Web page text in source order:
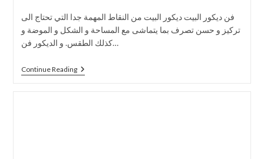
فن ديكور البيت ديكور البيت من النقاط المهمة جدا التي تحتاج الى
تركيز و حسن تصرف بما يتماشى مع المساحة و الشكل و الموضة و
كذلك الطقس. و الديكور فن…
Continue Reading